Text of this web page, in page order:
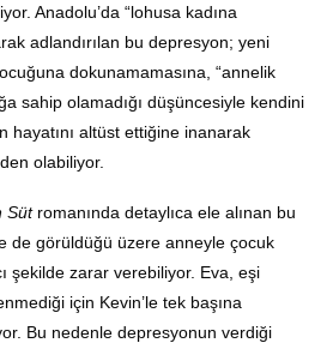
Anadolu’da “lohusa kadına
adlandırılan bu depresyon; yeni
dokunamamasına, “annelik
sahip olamadığı düşüncesiyle kendini
hayatını altüst ettiğine inanarak
olabiliyor.
Sütromanında detaylıca ele alınan bu
de görüldüğü üzere anneyle çocuk
şekilde zarar verebiliyor. Eva, eşi
için Kevin’le tek başına
Bu nedenle depresyonun verdiği